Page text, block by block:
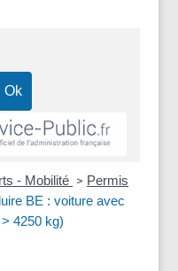
- Mobilité > Permis
BE : voiture avec
4250 kg)